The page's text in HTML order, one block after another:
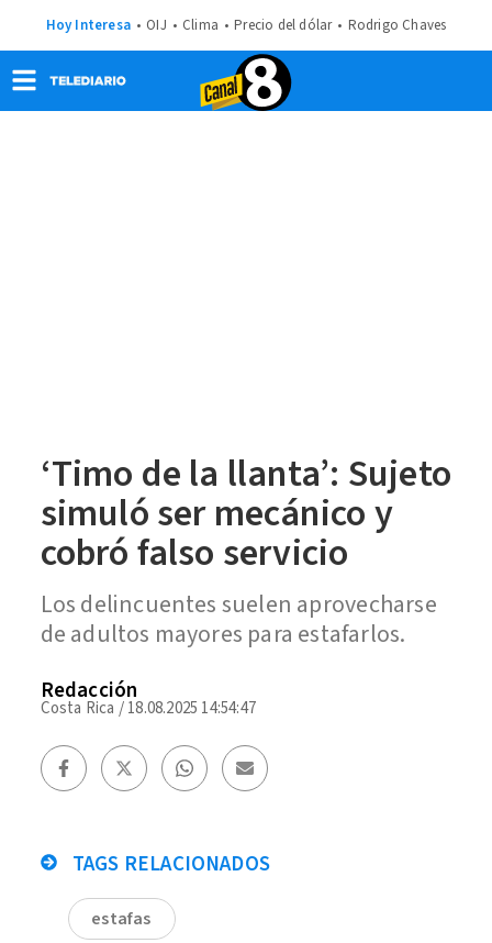
Hoy Interesa OIJ Clima Precio del dólar Rodrigo Chaves
‘Timo de la llanta’: Sujeto
simuló ser mecánico y
cobró falso servicio
Los delincuentes suelen aprovecharse
de adultos mayores para estafarlos.
Redacción
Costa Rica /18.08.2025 14:54:47
TAGS RELACIONADOS
estafas